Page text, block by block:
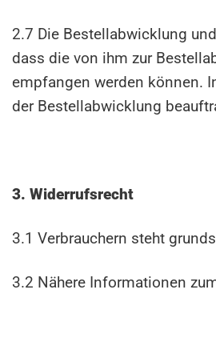
2.7 Die Bestellabwicklung
dass die von ihm zur
empfangen werden können.
der Bestellabwicklung
3. Widerrufsrecht
3.1 Verbrauchern steht
3.2 Nähere Informationen